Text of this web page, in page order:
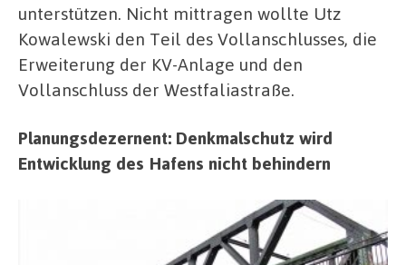
unterstützen. Nicht mittragen wollte Utz
Kowalewski den Teil des Vollanschlusses, die
Erweiterung der KV-Anlage und den
Vollanschluss der Westfaliastraße.
Planungsdezernent: Denkmalschutz wird
Entwicklung des Hafens nicht behindern